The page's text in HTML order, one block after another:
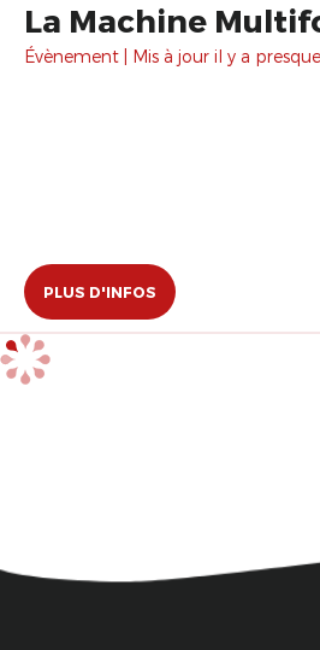
La Machine
Évènement | Mis à jour il y a presque
PLUS D'INFOS